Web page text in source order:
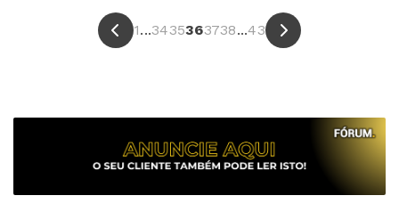
1...3435363738...43